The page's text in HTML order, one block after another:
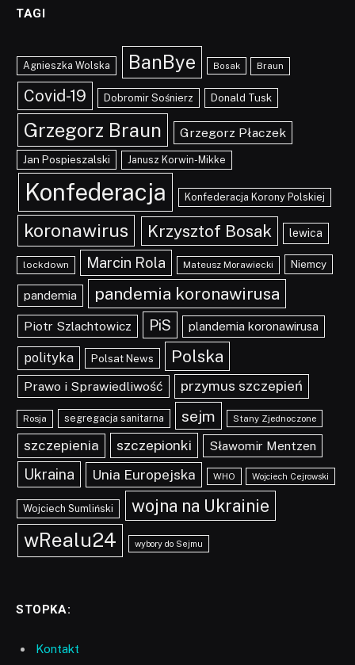
TAGI
Agnieszka Wolska BanBye Bosak Braun
Covid-19 Dobromir Sośnierz Donald Tusk
Grzegorz Braun Grzegorz Płaczek
Jan Pospieszalski Janusz Korwin-Mikke
Konfederacja Konfederacja Korony Polskiej
koronawirus Krzysztof Bosak lewica
lockdown Marcin Rola Mateusz Morawiecki Niemcy
pandemia pandemia koronawirusa
Piotr Szlachtowicz PiS plandemia koronawirusa
polityka Polsat News Polska
Prawo i Sprawiedliwość przymus szczepień
Rosja segregacja sanitarna sejm Stany Zjednoczone
szczepienia szczepionki Sławomir Mentzen
Ukraina Unia Europejska WHO Wojciech Cejrowski
Wojciech Sumliński wojna na Ukrainie
wRealu24 wybory do Sejmu
STOPKA:
Kontakt